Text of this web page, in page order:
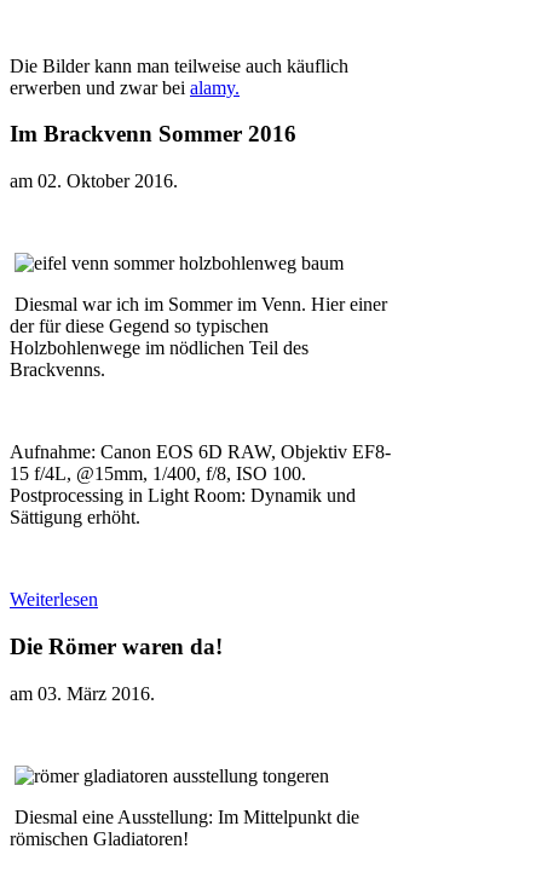
Die Bilder kann man teilweise auch käuflich
erwerben und zwar bei alamy.
Im Brackvenn Sommer 2016
am 02. Oktober 2016.
Diesmal war ich im Sommer im Venn. Hier einer
der für diese Gegend so typischen
Holzbohlenwege im nödlichen Teil des
Brackvenns.
Aufnahme: Canon EOS 6D RAW, Objektiv EF8-
15 f/4L, @15mm, 1/400, f/8, ISO 100.
Postprocessing in Light Room: Dynamik und
Sättigung erhöht.
Weiterlesen
Die Römer waren da!
am 03. März 2016.
Diesmal eine Ausstellung: Im Mittelpunkt die
römischen Gladiatoren!